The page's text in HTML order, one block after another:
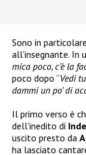
Sono in
all’insegnante. In
mica poco, c’è la
poco dopo “Vedi
dammi un po’ di
Il primo verso è
dell’inedito di
uscito presto da
ha lasciato